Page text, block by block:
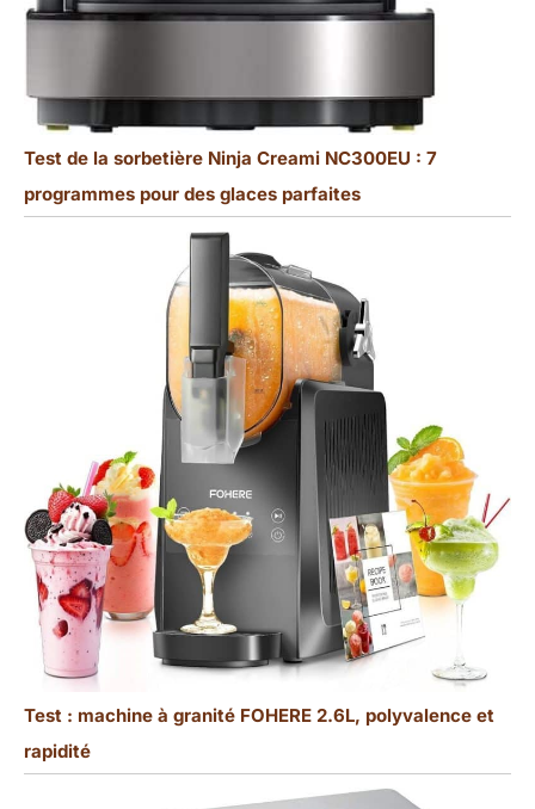
Test de la sorbetière Ninja Creami NC300EU : 7
programmes pour des glaces parfaites
Test : machine à granité FOHERE 2.6L, polyvalence et
rapidité